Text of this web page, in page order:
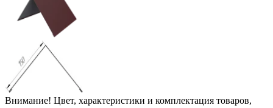
Внимание! Цвет, характеристики и комплектация товаров,